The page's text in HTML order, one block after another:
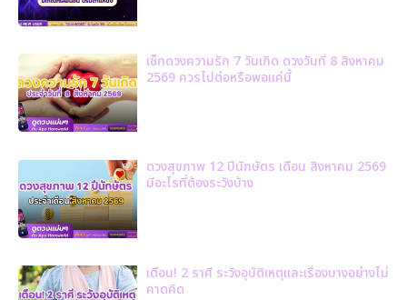
เช็กดวงความรัก 7 วันเกิด ดวงวันที่ 8 สิงหาคม
2569 ควรไปต่อหรือพอแค่นี้
ดวงสุขภาพ 12 ปีนักษัตร เดือน สิงหาคม 2569
มีอะไรที่ต้องระวังบ้าง
เตือน! 2 ราศี ระวังอุบัติเหตุและเรื่องบางอย่างไม่
คาดคิด